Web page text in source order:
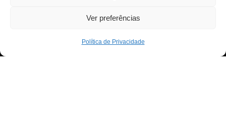
Ver preferências
Política de Privacidade
| Criado comWordPress